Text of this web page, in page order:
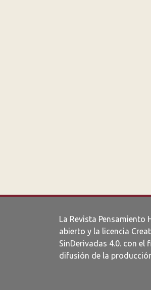
La Revista
abierto y la licencia
SinDerivadas 4.0. con el
difusión de la